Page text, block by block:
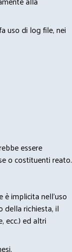
uso di log file, nei
essere
o costituenti reato.
è implicita nell'uso
della richiesta, il
ecc.) ed altri